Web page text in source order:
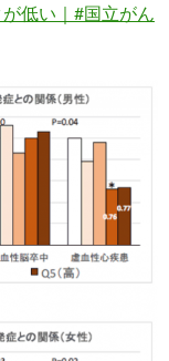
低い｜#国立がん